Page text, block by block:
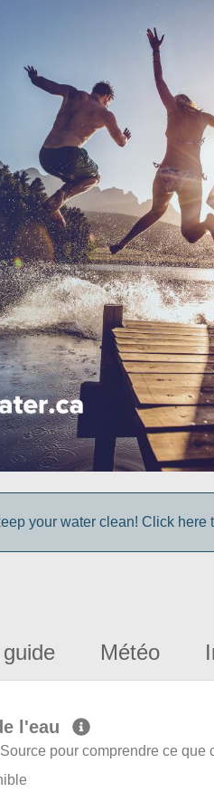
your water clean! Click here
Météo
l'eau
pour comprendre ce que